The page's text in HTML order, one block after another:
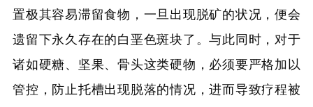
置极其容易滞留食物，一旦出现脱矿的状况，便会
遗留下永久存在的白垩色斑块了。与此同时，对于
诸如硬糖、坚果、骨头这类硬物，必须要严格加以
管控，防止托槽出现脱落的情况，进而导致疗程被